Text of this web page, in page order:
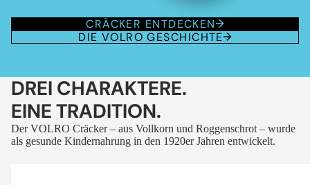
CRÄCKER ENTDECKEN
DIE VOLRO GESCHICHTE
DREI CHARAKTERE.
EINE TRADITION.
Der VOLRO Cräcker – aus Vollkorn und Roggenschrot – wurde
als gesunde Kindernahrung in den 1920er Jahren entwickelt.